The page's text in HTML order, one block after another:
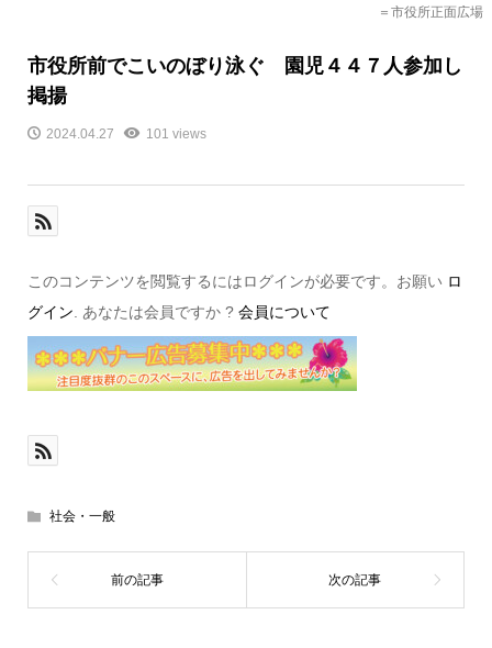
＝市役所正面広場
市役所前でこいのぼり泳ぐ 園児４４７人参加し
掲揚
2024.04.27 101 views
このコンテンツを閲覧するにはログインが必要です。お願い ロ
グイン . あなたは会員ですか ? 会員について
社会・一般